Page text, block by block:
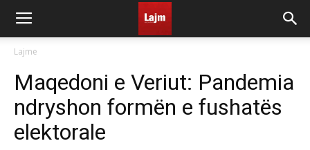
Lajme
Maqedoni e Veriut: Pandemia
ndryshon formën e fushatës
elektorale